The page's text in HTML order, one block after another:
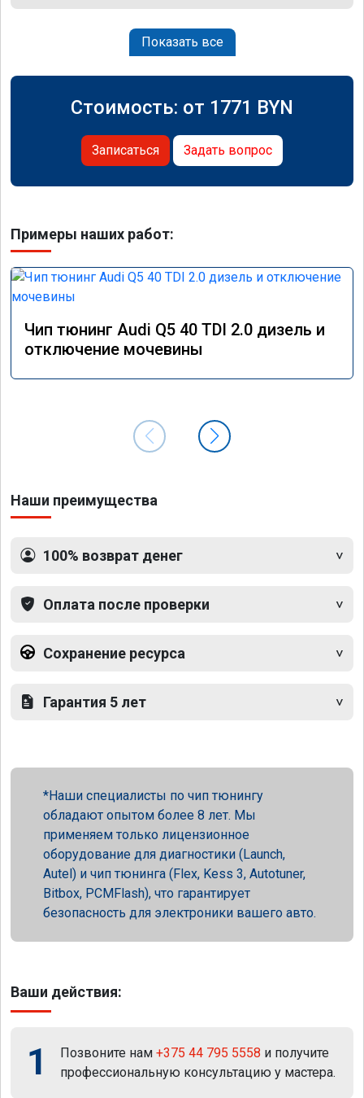
Показать все
Стоимость: от 1771 BYN
Записаться Задать вопрос
Примеры наших работ:
Чип тюнинг Audi Q5 40 TDI 2.0 дизель и
отключение мочевины
Наши преимущества
100% возврат денег
Оплата после проверки
Сохранение ресурса
Гарантия 5 лет
Наши специалисты по чип тюнингу
обладают опытом более 8 лет. Мы
применяем только лицензионное
оборудование для диагностики (Launch,
Autel) и чип тюнинга (Flex, Kess 3, Autotuner,
Bitbox, PCMFlash), что гарантирует
безопасность для электроники вашего авто.
Ваши действия:
1 Позвоните нам +375 44 795 5558 и получите
профессиональную консультацию у мастера.